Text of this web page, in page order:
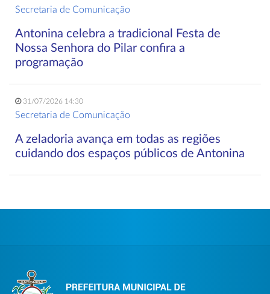
Secretaria de Comunicação
Antonina celebra a tradicional Festa de
Nossa Senhora do Pilar confira a
programação
31/07/2026 14:30
Secretaria de Comunicação
A zeladoria avança em todas as regiões
cuidando dos espaços públicos de Antonina